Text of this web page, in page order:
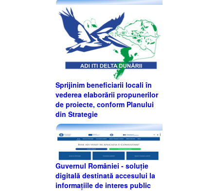
Sprijinim beneficiarii locali în
vederea elaborării propunerilor
de proiecte, conform Planului
din Strategie
Guvernul României - soluție
digitală destinată accesului la
informațiile de interes public